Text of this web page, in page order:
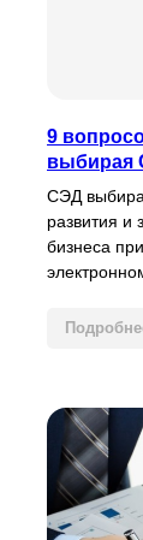
9
выбирая
СЭД
развития
бизнеса